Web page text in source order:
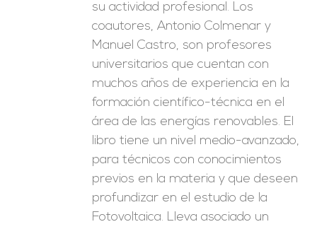
su actividad profesional. Los
coautores, Antonio Colmenar y
Manuel Castro, son profesores
universitarios que cuentan con
muchos años de experiencia en la
formación científico-técnica en el
área de las energías renovables. El
libro tiene un nivel medio-avanzado,
para técnicos con conocimientos
previos en la materia y que deseen
profundizar en el estudio de la
Fotovoltaica. Lleva asociado un